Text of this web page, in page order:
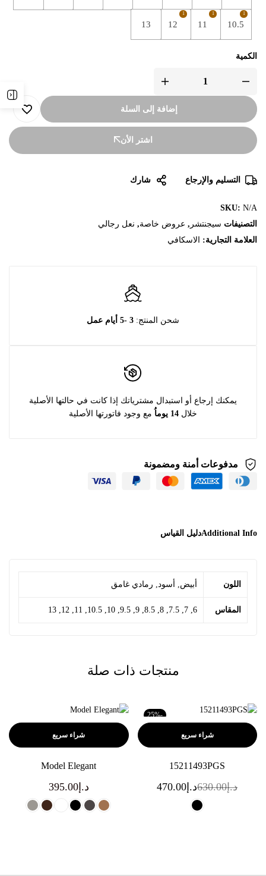
1
10.5
1
11
1
12
13
الكمية
إضافة إلى السلة
اشتر الأن
التسليم والإرجاع شارك
SKU: N/A
التصنيفات سيجنتشر , عروض خاصة, نعل رجالي
العلامة التجارية:
الاسكافي
شحن المنتج: 3 -5 أيام عمل
يمكنك إرجاع أو استبدال مشترياتك إذا كانت في حالتها الأصلية
خلال 14 يوماُ مع وجود فاتورتها الأصلية
مدفوعات أمنة ومضمونة
Additional Infoدليل القياس
اللون أبيض, أسود, رمادي غامق
المقاس 6, 7, 7.5, 8, 8.5, 9, 9.5, 10, 10.5, 11, 12, 13
منتجات ذات صلة
-25%
شراء سريع
15211493PGS
د.إ630.00د.إ470.00
شراء سريع
Model Elegant
د.إ395.00